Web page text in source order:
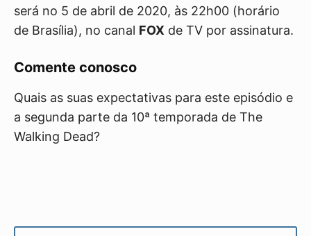
será no 5 de abril de 2020, às 22h00 (horário
de Brasília), no canal FOX de TV por assinatura.
Comente conosco
Quais as suas expectativas para este episódio e
a segunda parte da 10ª temporada de The
Walking Dead?